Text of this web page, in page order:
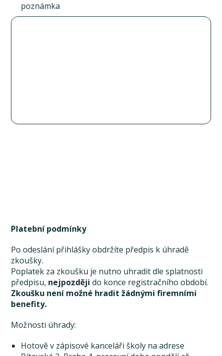
poznámka
Platební podmínky
Po odeslání přihlášky obdržíte předpis k úhradě
zkoušky.
Poplatek za zkoušku je nutno uhradit dle splatnosti
předpisu, nejpozději do konce registračního období.
Zkoušku není možné hradit žádnými firemními
benefity.
Možnosti úhrady:
Hotově v zápisové kanceláři školy na adrese